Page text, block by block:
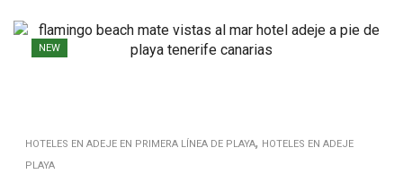
NEW
HOTELES EN ADEJE EN PRIMERA LÍNEA DE PLAYA, HOTELES EN ADEJE
PLAYA